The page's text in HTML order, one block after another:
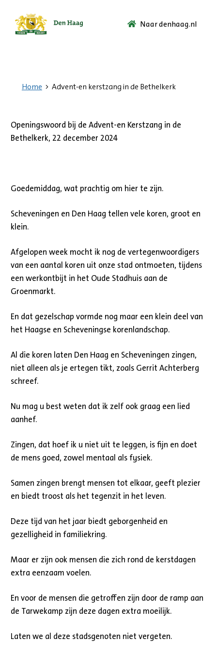
Ga
Naar denhaag.nl
Home Advent-en kerstzang in de Bethelkerk
Openingswoord bij de Advent-en Kerstzang in de
Bethelkerk, 22 december 2024
Goedemiddag, wat prachtig om hier te zijn.
Scheveningen en Den Haag tellen vele koren, groot en
klein.
Afgelopen week mocht ik nog de vertegenwoordigers
van een aantal koren uit onze stad ontmoeten, tijdens
een werkontbijt in het Oude Stadhuis aan de
Groenmarkt.
En dat gezelschap vormde nog maar een klein deel van
het Haagse en Scheveningse korenlandschap.
Al die koren laten Den Haag en Scheveningen zingen,
niet alleen als je ertegen tikt, zoals Gerrit Achterberg
schreef.
Nu mag u best weten dat ik zelf ook graag een lied
aanhef.
Zingen, dat hoef ik u niet uit te leggen, is fijn en doet
de mens goed, zowel mentaal als fysiek.
Samen zingen brengt mensen tot elkaar, geeft plezier
en biedt troost als het tegenzit in het leven.
Deze tijd van het jaar biedt geborgenheid en
gezelligheid in familiekring.
Maar er zijn ook mensen die zich rond de kerstdagen
extra eenzaam voelen.
En voor de mensen die getroffen zijn door de ramp aan
de Tarwekamp zijn deze dagen extra moeilijk.
Laten we al deze stadsgenoten niet vergeten.